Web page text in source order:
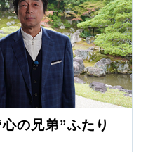
の兄弟”ふたり